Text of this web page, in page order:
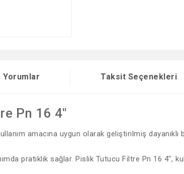
Yorumlar Taksit Seçenekleri
Pn 16 4''
amacına uygun olarak geliştirilmiş
pratiklik sağlar. Pislik Tutucu Filtre Pn 16 4'',